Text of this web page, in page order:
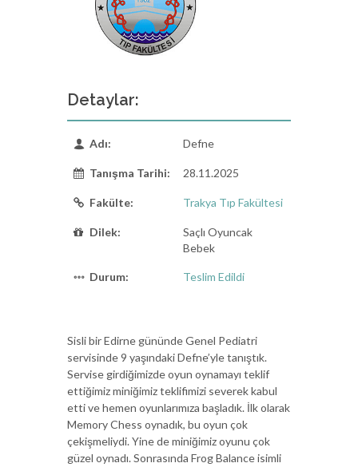
Detaylar:
Adı: Defne
Tanışma Tarihi: 28.11.2025
Fakülte: Trakya Tıp Fakültesi
Dilek:
Saçlı Oyuncak
Bebek
Durum: Teslim Edildi
Sisli bir Edirne gününde Genel Pediatri
servisinde 9 yaşındaki Defne’yle tanıştık.
Servise girdiğimizde oyun oynamayı teklif
ettiğimiz miniğimiz teklifimizi severek kabul
etti ve hemen oyunlarımıza başladık. İlk olarak
Memory Chess oynadık, bu oyun çok
çekişmeliydi. Yine de miniğimiz oyunu çok
güzel oynadı. Sonrasında Frog Balance isimli